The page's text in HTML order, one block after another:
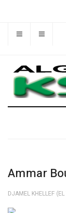
Ammar
DJAMEL KHELLEF